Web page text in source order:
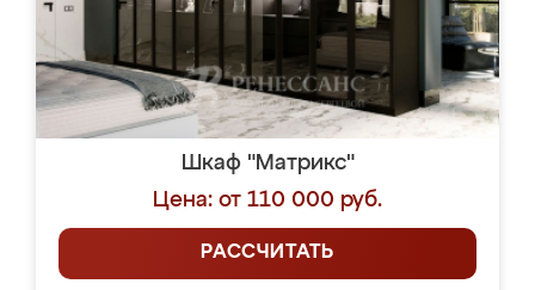
Шкаф "Матрикс"
Цена: от 110 000 руб.
РАССЧИТАТЬ